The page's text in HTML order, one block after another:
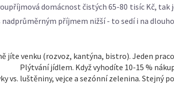
domácnost čistých 65-80 tisíc Kč,
příjmem nižší - to sedí i na
jíte venku (rozvoz, kantýna, bistro). Jeden
Plýtvání jídlem. Když vyhodíte 10-15 %
vs. luštěniny, vejce a sezónní zelenina. Stejný